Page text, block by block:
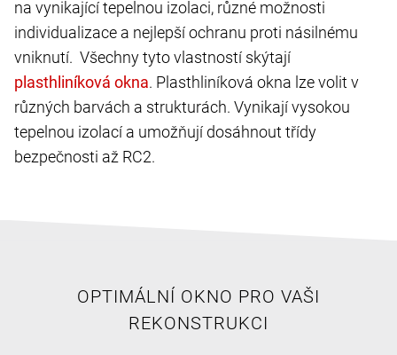
na vynikající tepelnou izolaci, různé možnosti
individualizace a nejlepší ochranu proti násilnému
vniknutí. Všechny tyto vlastností skýtají
. Plasthliníková okna lze volit v
různých barvách a strukturách. Vynikají vysokou
tepelnou izolací a umožňují dosáhnout třídy
bezpečnosti až RC2.
OPTIMÁLNÍ OKNO PRO VAŠI
REKONSTRUKCI